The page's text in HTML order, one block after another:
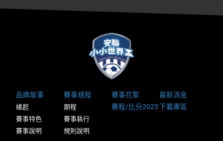
品牌故事
緣起
賽事特色
賽事說明
賽事規程
期程
賽事執行
規則說明
賽事花絮
最新消息
賽程/比分2023下載專區